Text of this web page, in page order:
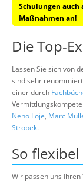
Schulungen
Maßnahmen an!
Die Top-
Lassen Sie sich von
sind sehr
einer durch
Neno Loje, Marc
Stropek.
So
Wir passen uns